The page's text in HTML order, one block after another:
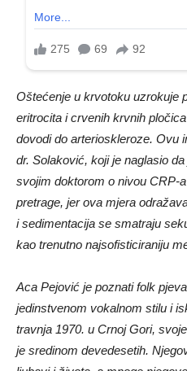
Oštećenje u krvotoku uzrokuje
eritrocita i crvenih krvnih
dovodi do arterioskleroze. Ovu
dr. Solaković, koji je naglasio
svojim doktorom o nivou CRP-
pretrage, jer ova mjera
i sedimentacija se smatraju
kao trenutno najsofisticiraniju
Aca Pejović je poznati folk
jedinstvenom vokalnom stilu i
travnja 1970. u Crnoj Gori,
je sredinom devedesetih.